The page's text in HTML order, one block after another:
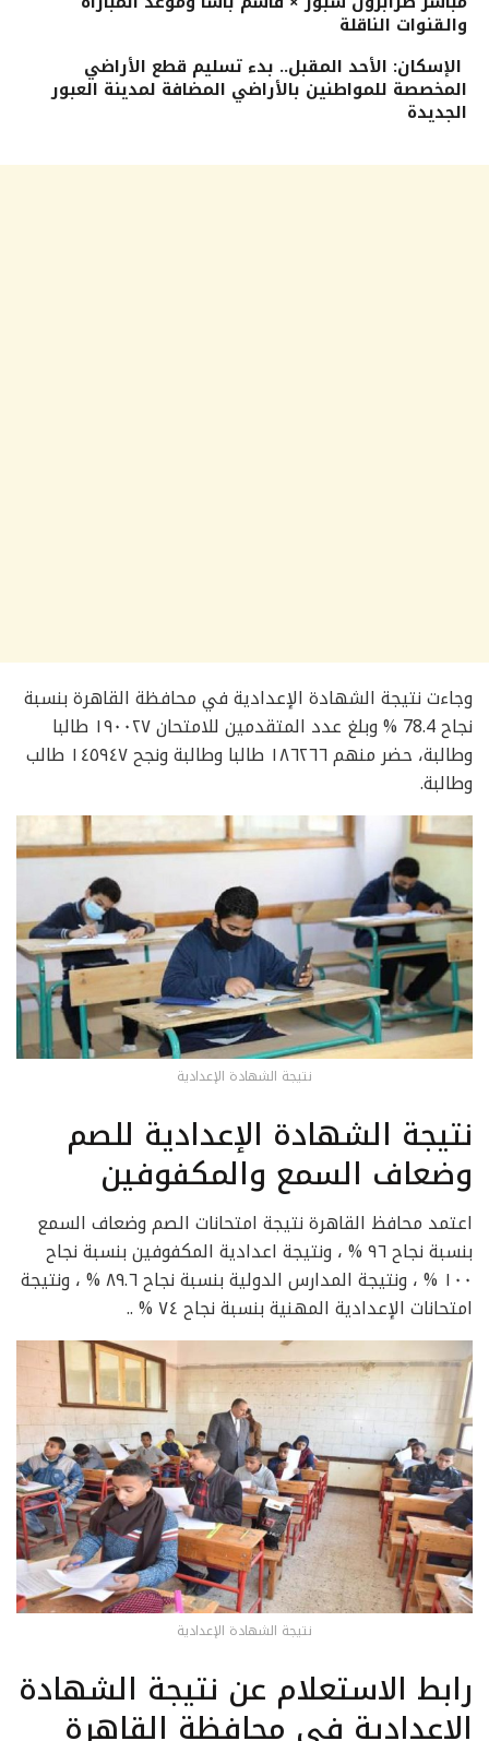
والقنوات الناقلة
الإسكان: الأحد المقبل.. بدء تسليم قطع الأراضي
المخصصة للمواطنين بالأراضي المضافة لمدينة العبور
الجديدة
وجاءت نتيجة الشهادة الإعدادية في محافظة القاهرة بنسبة
نجاح 78.4 % وبلغ عدد المتقدمين للامتحان ١٩٠٠٢٧ طالبا
وطالبة، حضر منهم ١٨٦٢٦٦ طالبا وطالبة ونجح ١٤٥٩٤٧ طالب
وطالبة.
نتيجة الشهادة الإعدادية
نتيجة الشهادة الإعدادية للصم
وضعاف السمع والمكفوفين
اعتمد محافظ القاهرة نتيجة امتحانات الصم وضعاف السمع
بنسبة نجاح ٩٦ % ، ونتيجة اعدادية المكفوفين بنسبة نجاح
١٠٠ % ، ونتيجة المدارس الدولية بنسبة نجاح ٨٩.٦ % ، ونتيجة
امتحانات الإعدادية المهنية بنسبة نجاح ٧٤ % ..
نتيجة الشهادة الإعدادية
رابط الاستعلام عن نتيجة الشهادة
الإعدادية في محافظة القاهرة